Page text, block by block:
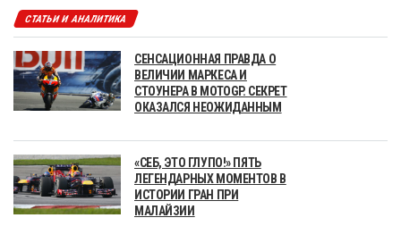
СТАТЬИ И АНАЛИТИКА
СЕНСАЦИОННАЯ ПРАВДА О
ВЕЛИЧИИ МАРКЕСА И
СТОУНЕРА В MOTOGP. СЕКРЕТ
ОКАЗАЛСЯ НЕОЖИДАННЫМ
«СЕБ, ЭТО ГЛУПО!» ПЯТЬ
ЛЕГЕНДАРНЫХ МОМЕНТОВ В
ИСТОРИИ ГРАН ПРИ
МАЛАЙЗИИ